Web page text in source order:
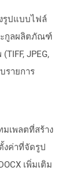
รูปแบบไฟล์
ะกูลผลิตภัณฑ์
JPEG,
รายการ
มเพลตที่สร้าง
งค่าที่จัดรูป
เพิ่มเติม